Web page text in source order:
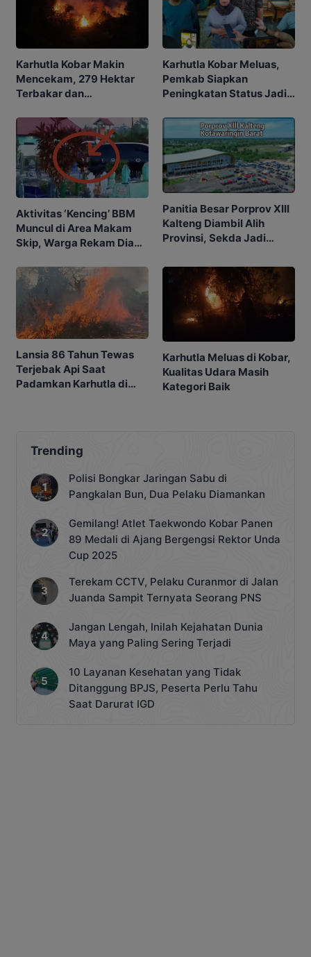
Karhutla Kobar Makin
Mencekam, 279 Hektar
Terbakar dan
Terganggu
Karhutla Kobar Meluas,
Pemkab Siapkan
Peningkatan Status Jadi
Aktivitas ‘Kencing’ BBM
Muncul di Area Makam
Skip, Warga Rekam Diam-
Panitia Besar Porprov Xlll
Kalteng Diambil Alih
Provinsi, Sekda Jadi
Lansia 86 Tahun Tewas
Terjebak Api Saat
Padamkan Karhutla di
Karhutla Meluas di Kobar,
Kualitas Udara Masih
Kategori Baik
Trending
Polisi Bongkar Jaringan Sabu di
Pangkalan Bun, Dua Pelaku Diamankan
Gemilang! Atlet Taekwondo Kobar Panen
89 Medali di Ajang Bergengsi Rektor Unda
Cup 2025
Terekam CCTV, Pelaku Curanmor di Jalan
Juanda Sampit Ternyata Seorang PNS
Jangan Lengah, Inilah Kejahatan Dunia
Maya yang Paling Sering Terjadi
10 Layanan Kesehatan yang Tidak
Ditanggung BPJS, Peserta Perlu Tahu
Saat Darurat IGD